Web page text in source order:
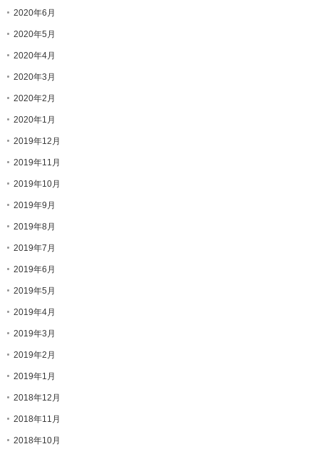
2020年6月
2020年5月
2020年4月
2020年3月
2020年2月
2020年1月
2019年12月
2019年11月
2019年10月
2019年9月
2019年8月
2019年7月
2019年6月
2019年5月
2019年4月
2019年3月
2019年2月
2019年1月
2018年12月
2018年11月
2018年10月